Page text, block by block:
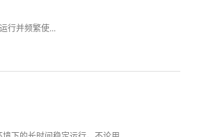
行并频繁使...